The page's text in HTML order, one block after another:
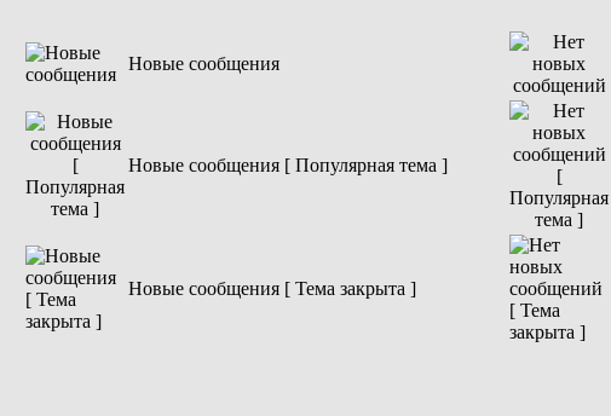
Новые сообщения
Новые сообщения [ Популярная тема ]
Новые сообщения [ Тема закрыта ]